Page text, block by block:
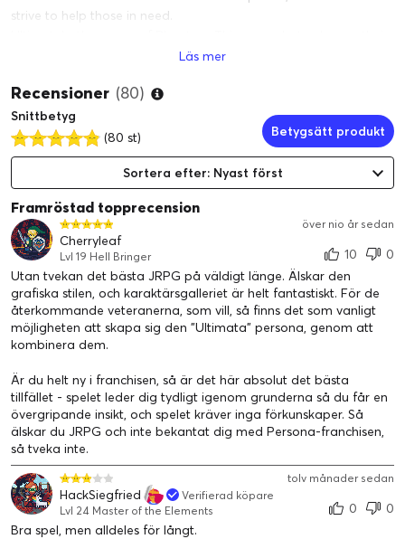
strive to help those in need.
day-to-day world to match their perception and see through
Features:
• Persona 5 marks the return of the award-winning franchise on
home consoles since the PS2 generation
• Fast-paced Japanese role-playing game mechanics, exciting
• Vibrantly stylized characters, enemies, and environments,
elegant anime-style cut-scenes
• Soundtrack featuring the fresh sounds of acid jazz composed
by the gifted Shoji Meguro
• Overcome various obstacles with graceful Phantom Thief
action. The simple-to-learn, but hard-to-master controls will be
enjoyed by newcomers and veteran Persona players alike.
Läs mer
Recensioner (80)
Snittbetyg
(80 st)
Betygsätt produkt
Sortera efter: Nyast först
Framröstad topprecension
över nio år sedan
Cherryleaf
Lvl 19 Hell Bringer 10
0
Utan tvekan det bästa JRPG på väldigt länge. Älskar den
grafiska stilen, och karaktärsgalleriet är helt fantastiskt. För de
återkommande veteranerna, som vill, så finns det som vanligt
möjligheten att skapa sig den "Ultimata" persona, genom att
kombinera dem.
Är du helt ny i franchisen, så är det här absolut det bästa
tillfället - spelet leder dig tydligt igenom grunderna så du får en
övergripande insikt, och spelet kräver inga förkunskaper. Så
älskar du JRPG och inte bekantat dig med Persona-franchisen,
så tveka inte.
tolv månader sedan
HackSiegfried
Verifierad köpare
Lvl 24 Master of the Elements
0
0
Bra spel, men alldeles för långt.